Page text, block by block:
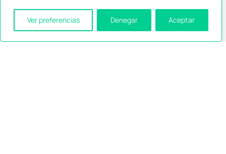
Ver preferencias Denegar Aceptar